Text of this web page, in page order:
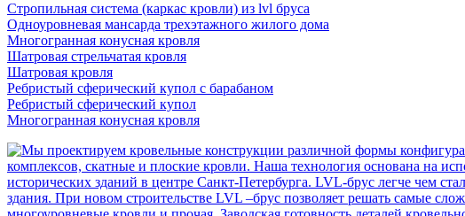
Стропильная система (каркас кровли) из lvl бруса
Одноуровневая мансарда трехэтажного жилого дома
Многогранная конусная кровля
Шатровая стрельчатая кровля
Шатровая кровля
Ребристый сферический купол с барабаном
Ребристый сферический купол
Многогранная конусная кровля